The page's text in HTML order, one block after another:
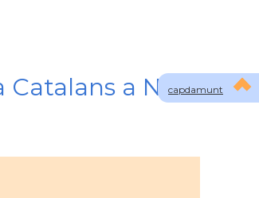
capdamunt
Catalans a New